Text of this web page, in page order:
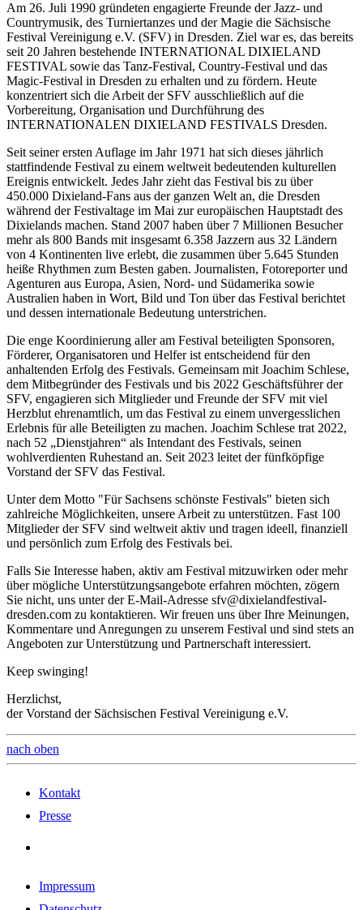
Am 26. Juli 1990 gründeten engagierte Freunde der Jazz- und
Countrymusik, des Turniertanzes und der Magie die Sächsische
Festival Vereinigung e.V. (SFV) in Dresden. Ziel war es, das bereits
seit 20 Jahren bestehende INTERNATIONAL DIXIELAND
FESTIVAL sowie das Tanz-Festival, Country-Festival und das
Magic-Festival in Dresden zu erhalten und zu fördern. Heute
konzentriert sich die Arbeit der SFV ausschließlich auf die
Vorbereitung, Organisation und Durchführung des
INTERNATIONALEN DIXIELAND FESTIVALS Dresden.
Seit seiner ersten Auflage im Jahr 1971 hat sich dieses jährlich
stattfindende Festival zu einem weltweit bedeutenden kulturellen
Ereignis entwickelt. Jedes Jahr zieht das Festival bis zu über
450.000 Dixieland-Fans aus der ganzen Welt an, die Dresden
während der Festivaltage im Mai zur europäischen Hauptstadt des
Dixielands machen. Stand 2007 haben über 7 Millionen Besucher
mehr als 800 Bands mit insgesamt 6.358 Jazzern aus 32 Ländern
von 4 Kontinenten live erlebt, die zusammen über 5.645 Stunden
heiße Rhythmen zum Besten gaben. Journalisten, Fotoreporter und
Agenturen aus Europa, Asien, Nord- und Südamerika sowie
Australien haben in Wort, Bild und Ton über das Festival berichtet
und dessen internationale Bedeutung unterstrichen.
Die enge Koordinierung aller am Festival beteiligten Sponsoren,
Förderer, Organisatoren und Helfer ist entscheidend für den
anhaltenden Erfolg des Festivals. Gemeinsam mit Joachim Schlese,
dem Mitbegründer des Festivals und bis 2022 Geschäftsführer der
SFV, engagieren sich Mitglieder und Freunde der SFV mit viel
Herzblut ehrenamtlich, um das Festival zu einem unvergesslichen
Erlebnis für alle Beteiligten zu machen. Joachim Schlese trat 2022,
nach 52 „Dienstjahren“ als Intendant des Festivals, seinen
wohlverdienten Ruhestand an. Seit 2023 leitet der fünfköpfige
Vorstand der SFV das Festival.
Unter dem Motto "Für Sachsens schönste Festivals" bieten sich
zahlreiche Möglichkeiten, unsere Arbeit zu unterstützen. Fast 100
Mitglieder der SFV sind weltweit aktiv und tragen ideell, finanziell
und persönlich zum Erfolg des Festivals bei.
Falls Sie Interesse haben, aktiv am Festival mitzuwirken oder mehr
über mögliche Unterstützungsangebote erfahren möchten, zögern
Sie nicht, uns unter der E-Mail-Adresse sfv@dixielandfestival-
dresden.com zu kontaktieren. Wir freuen uns über Ihre Meinungen,
Kommentare und Anregungen zu unserem Festival und sind stets an
Angeboten zur Unterstützung und Partnerschaft interessiert.
Keep swinging!
Herzlichst,
der Vorstand der Sächsischen Festival Vereinigung e.V.
nach oben
Kontakt
Presse
Impressum